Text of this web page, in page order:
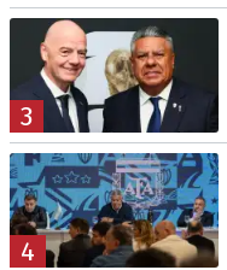
3
4